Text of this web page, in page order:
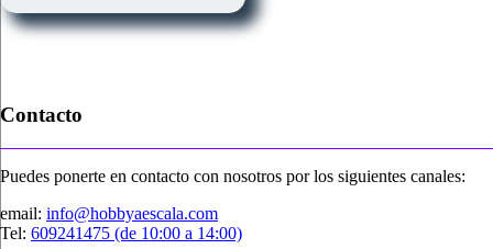
Contacto
Puedes ponerte en contacto con nosotros por los siguientes canales:
email: info@hobbyaescala.com
Tel: 609241475 (de 10:00 a 14:00)